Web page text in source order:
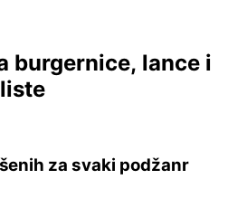
burgernice, lance i
za svaki podžanr